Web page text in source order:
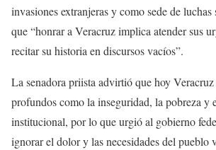
invasiones extranjeras y como sede de
que “honrar a Veracruz implica atender sus
recitar su historia en discursos vacíos”.
La senadora priista advirtió que hoy
profundos como la inseguridad, la pobreza y
institucional, por lo que urgió al gobierno
ignorar el dolor y las necesidades del pueblo